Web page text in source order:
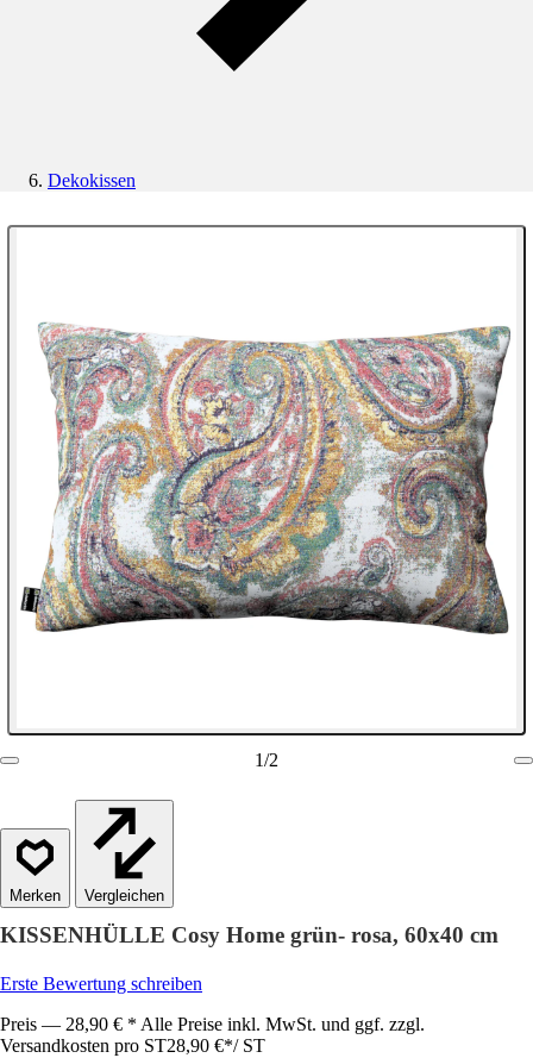
Dekokissen
1/2
Vergleichen
KISSENHÜLLE Cosy Home grün- rosa, 60x40 cm
Erste Bewertung schreiben
Preis — 28,90 € * Alle Preise inkl. MwSt. und ggf. zzgl.
Versandkosten pro ST28,90 €*/ ST